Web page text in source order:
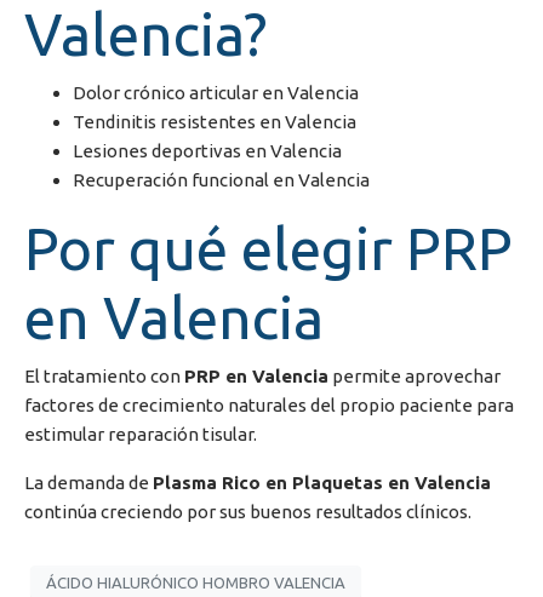
Valencia?
Dolor crónico articular en Valencia
Tendinitis resistentes en Valencia
Lesiones deportivas en Valencia
Recuperación funcional en Valencia
Por qué elegir PRP
en Valencia
El tratamiento con PRP en Valencia permite aprovechar
factores de crecimiento naturales del propio paciente para
estimular reparación tisular.
La demanda de Plasma Rico en Plaquetas en Valencia
continúa creciendo por sus buenos resultados clínicos.
ÁCIDO HIALURÓNICO HOMBRO VALENCIA